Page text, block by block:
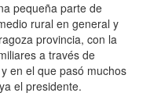
pequeña parte de
rural en general y
provincia, con la
a través de
en el que pasó muchos
el presidente.